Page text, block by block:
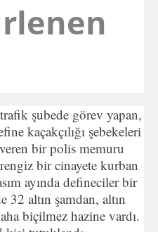
şubede görev yapan,
kaçakçılığı şebekeleri
bir polis memuru
bir cinayete kurban
ayında defineciler bir
32 altın şamdan, altın
biçilmez hazine vardı.